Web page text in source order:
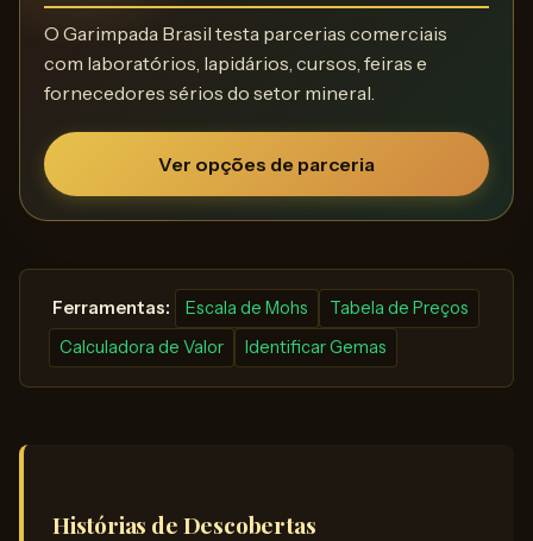
O Garimpada Brasil testa parcerias comerciais
com laboratórios, lapidários, cursos, feiras e
fornecedores sérios do setor mineral.
Ver opções de parceria
️ Ferramentas: Escala de Mohs
Tabela de Preços
Calculadora de Valor
Identificar Gemas
Histórias de Descobertas